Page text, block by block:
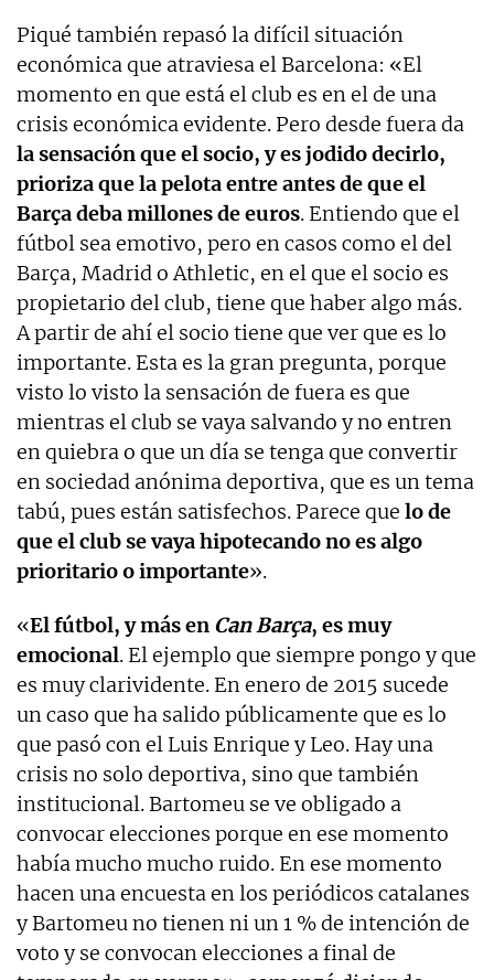
Piqué también repasó la difícil situación
económica que atraviesa el Barcelona: «El
momento en que está el club es en el de una
crisis económica evidente. Pero desde fuera da
la sensación que el socio, y es jodido decirlo,
prioriza que la pelota entre antes de que el
Barça deba millones de euros. Entiendo que el
fútbol sea emotivo, pero en casos como el del
Barça, Madrid o Athletic, en el que el socio es
propietario del club, tiene que haber algo más.
A partir de ahí el socio tiene que ver que es lo
importante. Esta es la gran pregunta, porque
visto lo visto la sensación de fuera es que
mientras el club se vaya salvando y no entren
en quiebra o que un día se tenga que convertir
en sociedad anónima deportiva, que es un tema
tabú, pues están satisfechos. Parece que lo de
que el club se vaya hipotecando no es algo
prioritario o importante».
«El fútbol, y más en Can Barça, es muy
emocional. El ejemplo que siempre pongo y que
es muy clarividente. En enero de 2015 sucede
un caso que ha salido públicamente que es lo
que pasó con el Luis Enrique y Leo. Hay una
crisis no solo deportiva, sino que también
institucional. Bartomeu se ve obligado a
convocar elecciones porque en ese momento
había mucho mucho ruido. En ese momento
hacen una encuesta en los periódicos catalanes
y Bartomeu no tienen ni un 1 % de intención de
voto y se convocan elecciones a final de